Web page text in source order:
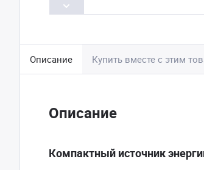
Описание Купить вместе с этим
Описание
Компактный источник